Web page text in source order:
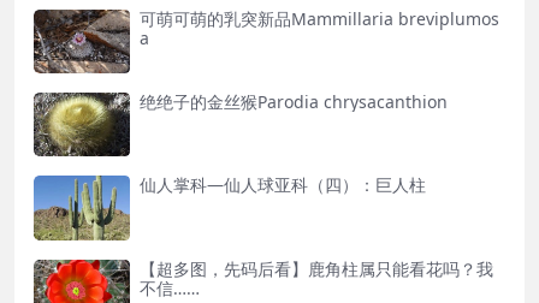
可萌可萌的乳突新品Mammillaria breviplumos
a
绝绝子的金丝猴Parodia chrysacanthion
仙人掌科—仙人球亚科（四）：巨人柱
【超多图，先码后看】鹿角柱属只能看花吗？我
不信……